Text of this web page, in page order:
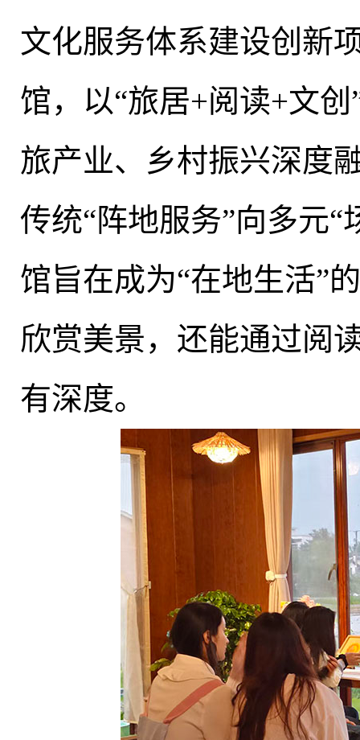
文化服务体系建设创新
馆，以“旅居+阅读+文创
旅产业、乡村振兴深度
传统“阵地服务”向多元“
馆旨在成为“在地生活”
欣赏美景， 还能通过阅
有深度。